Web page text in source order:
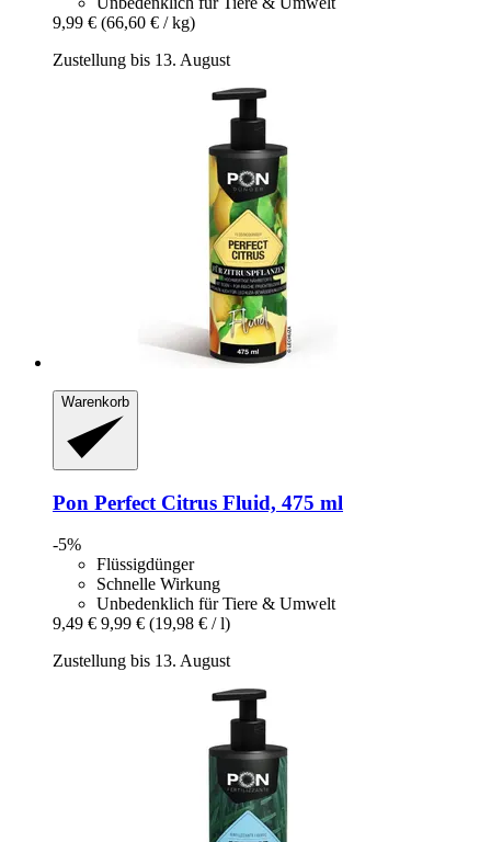
9,99 € (66,60 € / kg)
Zustellung bis 13. August
Warenkorb
Pon Perfect Citrus Fluid, 475 ml
-5%
Flüssigdünger
Schnelle Wirkung
Unbedenklich für Tiere & Umwelt
9,49 € 9,99 € (19,98 € / l)
Zustellung bis 13. August